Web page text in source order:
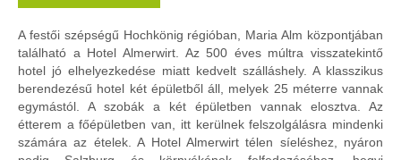
A festői szépségű Hochkönig régióban, Maria Alm központjában
található a Hotel Almerwirt. Az 500 éves múltra visszatekintő
hotel jó elhelyezkedése miatt kedvelt szálláshely. A klasszikus
berendezésű hotel két épületből áll, melyek 25 méterre vannak
egymástól. A szobák a két épületben vannak elosztva. Az
étterem a főépületben van, itt kerülnek felszolgálásra mindenki
számára az ételek. A Hotel Almerwirt télen síeléshez, nyáron